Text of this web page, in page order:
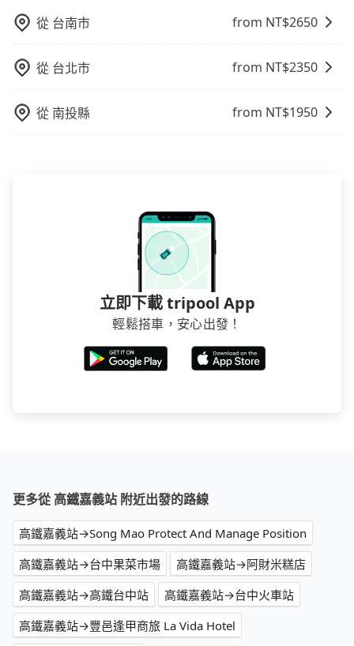
1小時到機場已經綽綽有餘了。對於國際航線入境旅客來
李出關，而外籍旅客則可能需要60~90分鐘的時間，建
議選擇離開機場的乘車時間抓在班機預計落地後的1小
時。但如果是國內航線的旅客，預約班機落地後30分鐘
的乘車時間即可。
從 台南市 from NT$2650
從 台北市 from NT$2350
從 南投縣 from NT$1950
立即下載 tripool App
輕鬆搭車，安心出發！
更多從 高鐵嘉義站 附近出發的路線
高鐵嘉義站→Song Mao Protect And Manage Position
高鐵嘉義站→台中果菜市場
高鐵嘉義站→阿財米糕店
高鐵嘉義站→高鐵台中站
高鐵嘉義站→台中火車站
高鐵嘉義站→豐邑逢甲商旅 La Vida Hotel